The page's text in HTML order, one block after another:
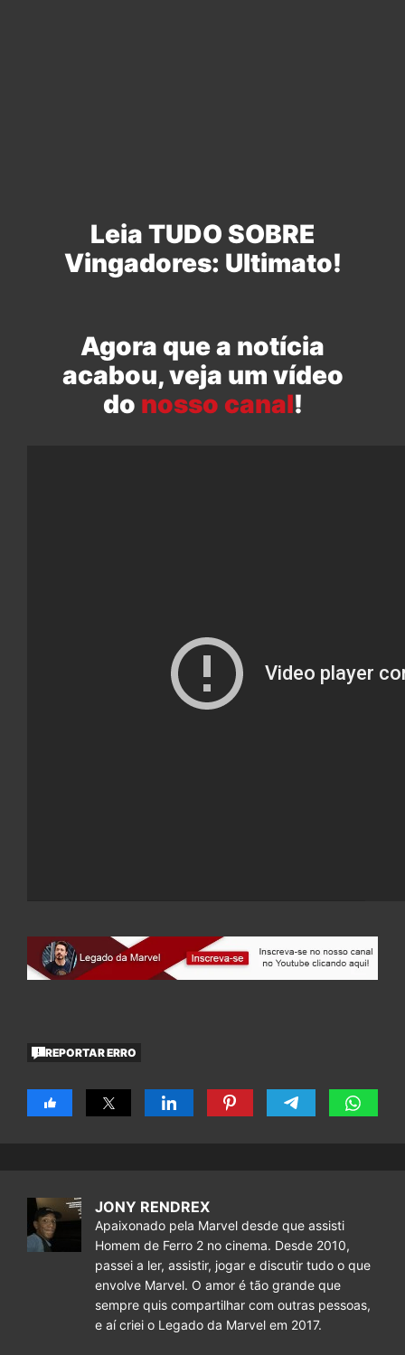
Leia TUDO SOBRE
Vingadores: Ultimato!
Agora que a notícia
acabou, veja um vídeo
do nosso canal!
REPORTAR ERRO
JONY RENDREX
Apaixonado pela Marvel desde que assisti
Homem de Ferro 2 no cinema. Desde 2010,
passei a ler, assistir, jogar e discutir tudo o que
envolve Marvel. O amor é tão grande que
sempre quis compartilhar com outras pessoas,
e aí criei o Legado da Marvel em 2017.